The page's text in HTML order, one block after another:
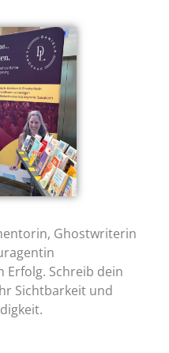
Ghostwriterin
Schreib dein
Sichtbarkeit und